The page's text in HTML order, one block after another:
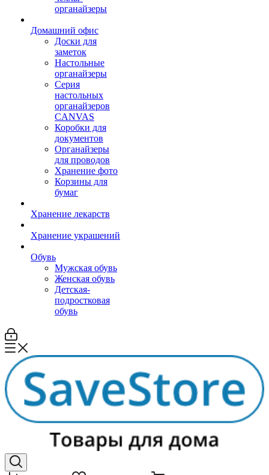
органайзеры
Домашний офис
Доски для
заметок
Настольные
органайзеры
Серия
настольных
органайзеров
CANVAS
Коробки для
документов
Органайзеры
для проводов
Хранение фото
Корзины для
бумаг
Хранение лекарств
Хранение украшений
Обувь
Мужская обувь
Женская обувь
Детская-
подростковая
обувь